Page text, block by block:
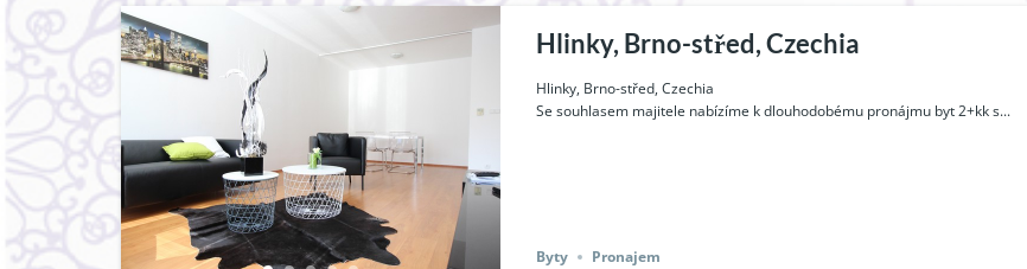
Hlinky, Brno-střed, Czechia
Hlinky, Brno-střed, Czechia
Se souhlasem majitele nabízíme k dlouhodobému pronájmu byt 2+kk s...
Byty Pronajem